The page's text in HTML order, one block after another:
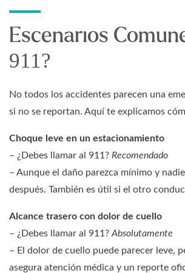
Escenarios
911?
No todos los accidentes parecen una
si no se reportan. Aquí te explicamos
Choque leve en un estacionamiento
– ¿Debes llamar al 911? Recomendado
– Aunque el daño parezca mínimo y
después. También es útil si el otro
Alcance trasero con dolor de cuello
– ¿Debes llamar al 911?Absolutamente
– El dolor de cuello puede parecer leve,
asegura atención médica y un reporte